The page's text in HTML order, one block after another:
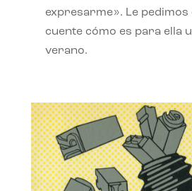
expresarme». Le pedimos
cuente cómo es para ella
verano.